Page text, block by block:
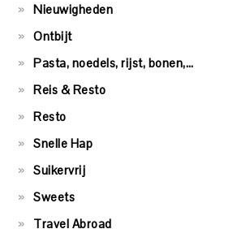
Nieuwigheden
Ontbijt
Pasta, noedels, rijst, bonen,…
Reis & Resto
Resto
Snelle Hap
Suikervrij
Sweets
Travel Abroad